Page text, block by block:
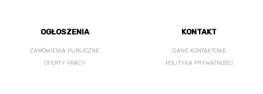
OGŁOSZENIA
ZAMÓWIENIA PUBLICZNE
OFERTY PRACY
KONTAKT
DANE KONTAKTOWE
POLITYKA PRYWATNOŚCI